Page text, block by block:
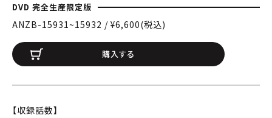
DVD 完全生産限定版
ANZB-15931~15932 / ¥6,600(税込)
購入する
【収録話数】